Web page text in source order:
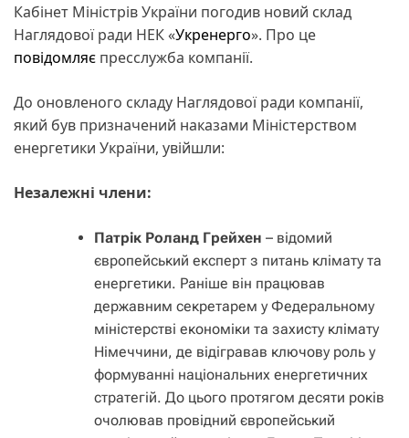
Кабінет Міністрів України погодив новий склад
Наглядової ради НЕК «Укренерго». Про це
повідомляє пресслужба компанії.
До оновленого складу Наглядової ради компанії,
який був призначений наказами Міністерством
енергетики України, увійшли:
Незалежні члени:
Патрік Роланд Грейхен – відомий
європейський експерт з питань клімату та
енергетики. Раніше він працював
державним секретарем у Федеральному
міністерстві економіки та захисту клімату
Німеччини, де відігравав ключову роль у
формуванні національних енергетичних
стратегій. До цього протягом десяти років
очолював провідний європейський